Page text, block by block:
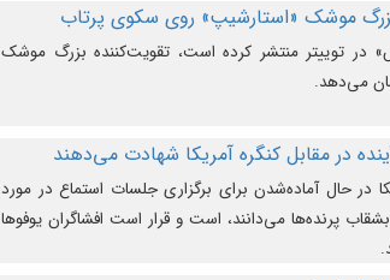
موشک «استارشیپ» روی سکوی پرتاب
توییتر منتشر کرده است، تقویت‌کننده بزرگ موشک
می‌دهد.
در مقابل کنگره آمریکا شهادت می‌دهند
در حال آماده‌شدن برای برگزاری جلسات استماع در مورد
پرنده‌ها می‌دانند، است و قرار است افشاگران یوفوها